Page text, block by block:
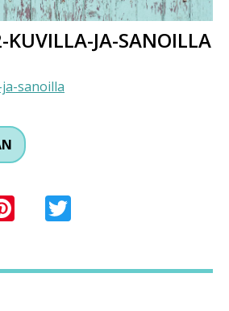
KUVILLA-JA-SANOILLA
sanoilla
Pinterest